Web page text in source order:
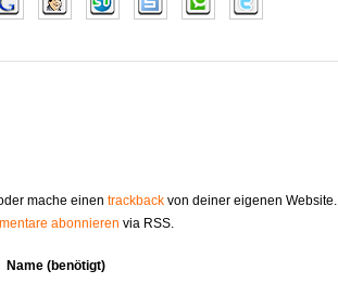
mache einen trackback von deiner eigenen Website.
abonnieren via RSS.
Name (benötigt)